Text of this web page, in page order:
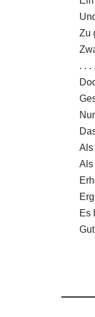
Zu
. . .
Als
Als
Es